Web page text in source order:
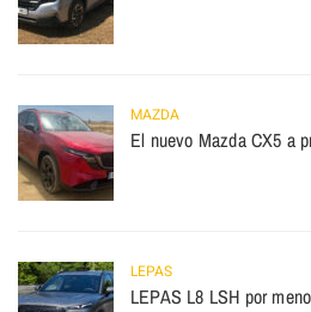
MAZDA
El nuevo Mazda CX5 a
LEPAS
LEPAS L8 LSH por